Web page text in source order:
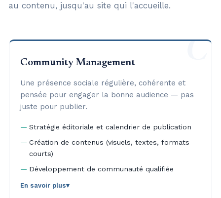
au contenu, jusqu'au site qui l'accueille.
C
Community Management
Une présence sociale régulière, cohérente et
pensée pour engager la bonne audience — pas
juste pour publier.
Stratégie éditoriale et calendrier de publication
Création de contenus (visuels, textes, formats
courts)
Développement de communauté qualifiée
En savoir plus▾